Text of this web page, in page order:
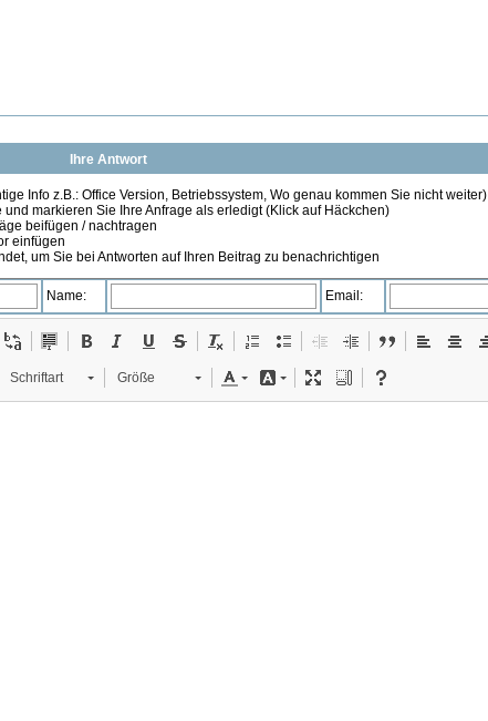
Ihre Antwort
Info z.B.: Office Version, Betriebssystem, Wo genau kommen Sie nicht weiter)
markieren Sie Ihre Anfrage als erledigt (Klick auf Häckchen)
beifügen / nachtragen
einfügen
um Sie bei Antworten auf Ihren Beitrag zu benachrichtigen
Name: Email:
Schriftart Größe